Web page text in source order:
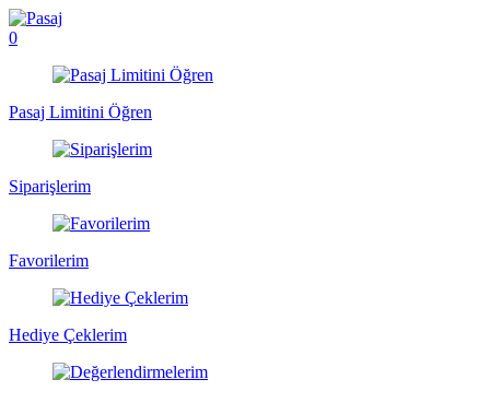
0
Pasaj Limitini Öğren
Siparişlerim
Favorilerim
Hediye Çeklerim